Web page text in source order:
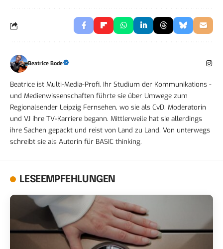
Beatrice Bode
Beatrice ist Multi-Media-Profi. Ihr Studium der Kommunikations -
und Medienwissenschaften führte sie über Umwege zum
Regionalsender Leipzig Fernsehen, wo sie als CvD, Moderatorin
und VJ ihre TV-Karriere begann. Mittlerweile hat sie allerdings
ihre Sachen gepackt und reist von Land zu Land. Von unterwegs
schreibt sie als Autorin für BASIC thinking.
LESEEMPFEHLUNGEN